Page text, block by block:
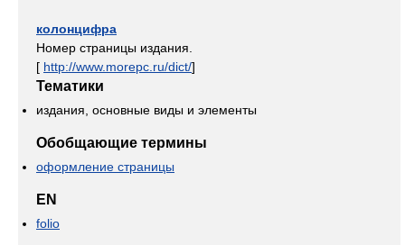
колонцифра
Номер страницы издания.
[ http://www.morepc.ru/dict/]
Тематики
издания, основные виды и элементы
Обобщающие термины
оформление страницы
EN
folio